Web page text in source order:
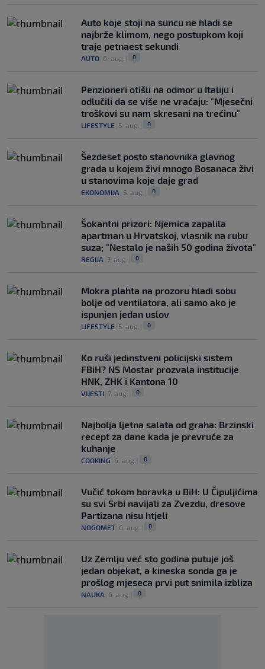
Auto koje stoji na suncu ne hladi se
najbrže klimom, nego postupkom koji
traje petnaest sekundi
AUTO 6. aug. 0
Penzioneri otišli na odmor u Italiju i
odlučili da se više ne vraćaju: "Mjesečni
troškovi su nam skresani na trećinu"
LIFESTYLE 5. aug. 0
Šezdeset posto stanovnika glavnog
grada u kojem živi mnogo Bosanaca živi
u stanovima koje daje grad
EKONOMIJA 5. aug. 0
Šokantni prizori: Njemica zapalila
apartman u Hrvatskoj, vlasnik na rubu
suza; "Nestalo je naših 50 godina života"
REGIJA 7. aug. 0
Mokra plahta na prozoru hladi sobu
bolje od ventilatora, ali samo ako je
ispunjen jedan uslov
LIFESTYLE 5. aug. 0
Ko ruši jedinstveni policijski sistem
FBiH? NS Mostar prozvala institucije
HNK, ZHK i Kantona 10
VIJESTI 7. aug. 0
Najbolja ljetna salata od graha: Brzinski
recept za dane kada je prevruće za
kuhanje
COOKING 6. aug. 0
Vučić tokom boravka u BiH: U Čipuljićima
su svi Srbi navijali za Zvezdu, dresove
Partizana nisu htjeli
NOGOMET 6. aug. 0
Uz Zemlju već sto godina putuje još
jedan objekat, a kineska sonda ga je
prošlog mjeseca prvi put snimila izbliza
NAUKA 6. aug. 0